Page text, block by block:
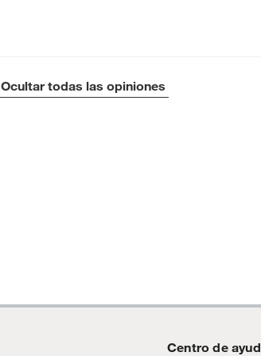
Ocultar todas las opiniones
Centro de